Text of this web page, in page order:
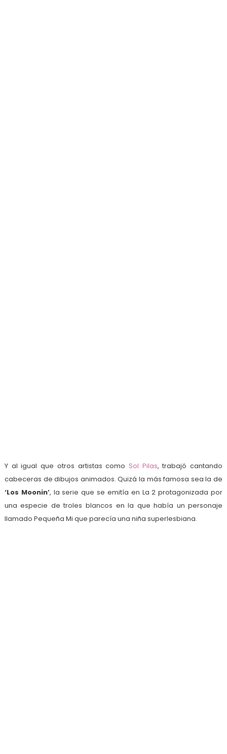
Y al igual que otros artistas como Sol Pilas, trabajó cantando
cabeceras de dibujos animados. Quizá la más famosa sea la de
‘Los Moonin’, la serie que se emitía en La 2 protagonizada por
una especie de troles blancos en la que había un personaje
llamado Pequeña Mi que parecía una niña superlesbiana.